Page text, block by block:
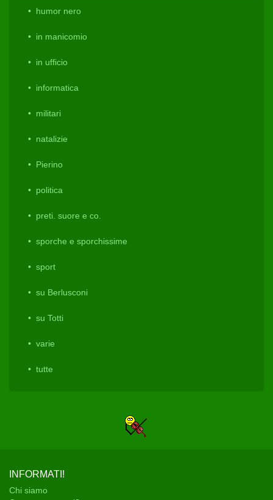
humor nero
in manicomio
in ufficio
informatica
militari
natalizie
Pierino
politica
preti. suore e co.
sporche e sporchissime
sport
su Berlusconi
su Totti
varie
tutte
INFORMATI!
Chi siamo